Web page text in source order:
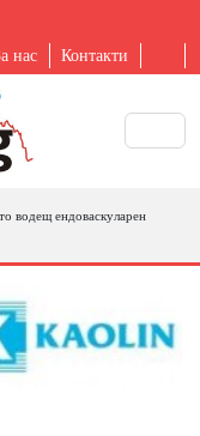
нас Контакти
водещ ендоваскуларен